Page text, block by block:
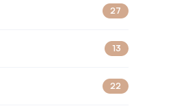
27
13
22